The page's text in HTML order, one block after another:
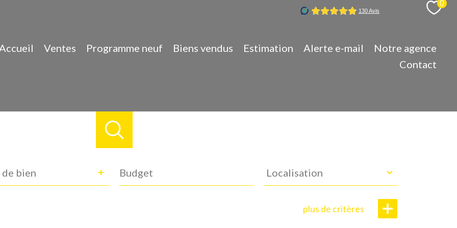
0
Accueil Ventes Programme neuf Biens vendus Estimation Alerte e-mail
Notre agence
Contact
de bien Localisation
plus de critères